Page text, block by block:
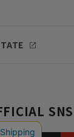
SNS